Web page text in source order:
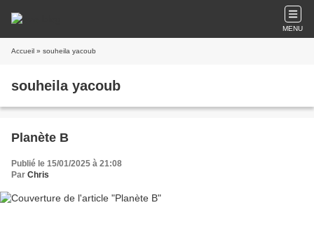
MENU
Accueil » souheila yacoub
souheila yacoub
Planète B
Publié le 15/01/2025 à 21:08
Par Chris